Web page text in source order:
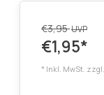
€3,95UVP
€1,95*
* Inkl. MwSt. zzgl.